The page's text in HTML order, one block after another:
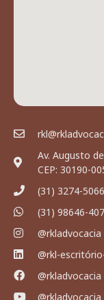
Av. Augusto
CEP: 30190-
(31) 3274-5066
(31) 98646-
@rkladvocacia
@rkl-
@rkladvocacia
@rkladvocacia